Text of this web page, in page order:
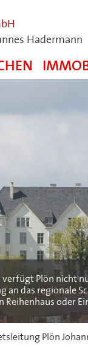
Hadermann
Plön nicht
das regionale
oder
Plön